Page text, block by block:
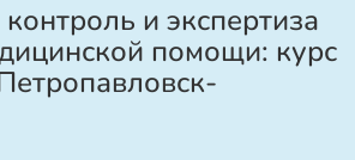
и экспертиза
помощи: курс